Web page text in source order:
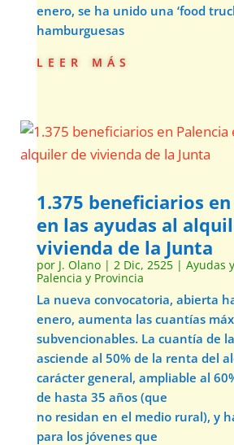
enero, se ha unido una ‘food
hamburguesas
leer más
1.375 beneficiarios
en las ayudas al
vivienda de la Junta
por J. Olano| 2 Dic, 2525| Ayudas
Palencia y Provincia
La nueva convocatoria, abierta
enero, aumenta las cuantías
subvencionables. La cuantía de
asciende al 50% de la renta del
carácter general, ampliable al
de hasta 35 años (que
no residan en el medio rural), y
para los jóvenes que